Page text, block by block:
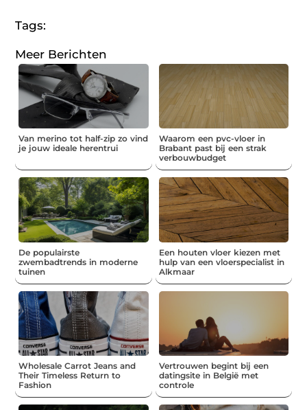
Tags:
Meer Berichten
Van merino tot half-zip zo vind
je jouw ideale herentrui
Waarom een pvc-vloer in
Brabant past bij een strak
verbouwbudget
De populairste
zwembadtrends in moderne
tuinen
Een houten vloer kiezen met
hulp van een vloerspecialist in
Alkmaar
Wholesale Carrot Jeans and
Their Timeless Return to
Fashion
Vertrouwen begint bij een
datingsite in België met
controle